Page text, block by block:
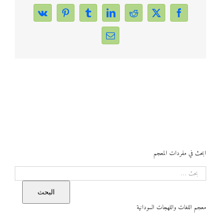
Facebook
X
Reddit
LinkedIn
Tumblr
Pinterest
Vk
Email
ابحث في مفردات المعجم
البحث
البحث
معجم اللغات واللهجات السودانية